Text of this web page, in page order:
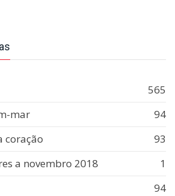
565
mar
94
coração
93
a novembro 2018
1
94